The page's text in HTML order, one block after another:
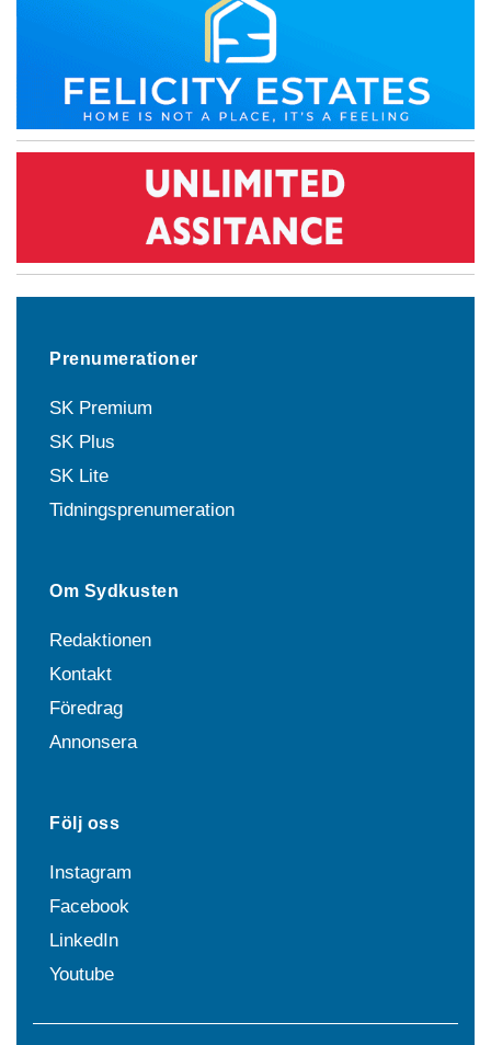
Prenumerationer
SK Premium
SK Plus
SK Lite
Tidningsprenumeration
Om Sydkusten
Redaktionen
Kontakt
Föredrag
Annonsera
Följ oss
Instagram
Facebook
LinkedIn
Youtube